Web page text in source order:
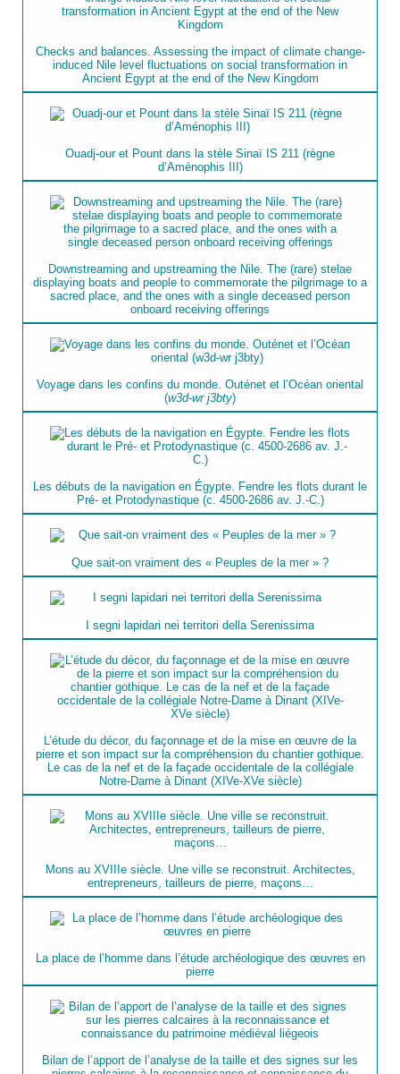
Checks and balances. Assessing the impact of climate change-
induced Nile level fluctuations on social transformation in
Ancient Egypt at the end of the New Kingdom
Ouadj-our et Pount dans la stèle Sinaï IS 211 (règne
d’Aménophis III)
Downstreaming and upstreaming the Nile. The (rare) stelae
displaying boats and people to commemorate the pilgrimage to a
sacred place, and the ones with a single deceased person
onboard receiving offerings
Voyage dans les confins du monde. Outénet et l’Océan oriental
(w3d-wr j3bty)
Les débuts de la navigation en Égypte. Fendre les flots durant le
Pré- et Protodynastique (c. 4500-2686 av. J.-C.)
Que sait-on vraiment des « Peuples de la mer » ?
I segni lapidari nei territori della Serenissima
L’étude du décor, du façonnage et de la mise en œuvre de la
pierre et son impact sur la compréhension du chantier gothique.
Le cas de la nef et de la façade occidentale de la collégiale
Notre-Dame à Dinant (XIVe-XVe siècle)
Mons au XVIIIe siècle. Une ville se reconstruit. Architectes,
entrepreneurs, tailleurs de pierre, maçons…
La place de l’homme dans l’étude archéologique des œuvres en
pierre
Bilan de l’apport de l’analyse de la taille et des signes sur les